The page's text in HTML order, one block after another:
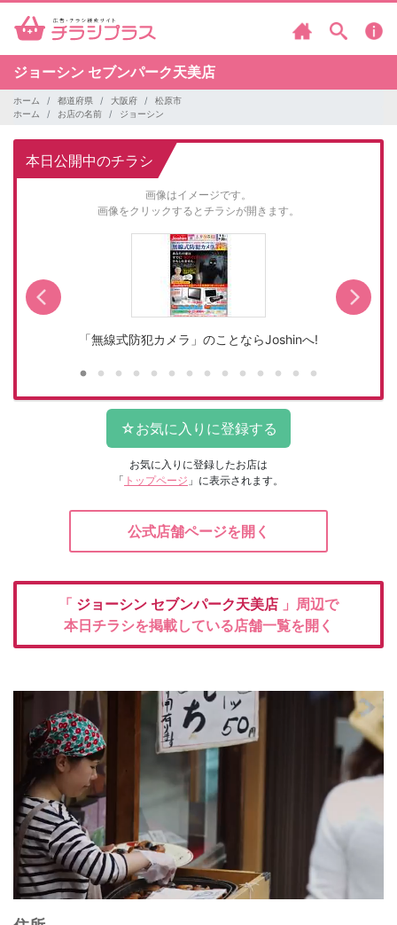
ジョーシン セブンパーク天美店
ホーム 都道府県 大阪府
松原市
ホーム
お店の名前 ジョーシン
本日公開中のチラシ
画像はイメージです。
画像をクリックするとチラシが開きます。
「無線式防犯カメラ」のことならJoshinへ!
お気に入りに登録したお店は
「 トップページ 」に表示されます。
公式店舗ページを開く
「 ジョーシン セブンパーク天美店 」周辺で
本日チラシを掲載している店舗一覧を開く